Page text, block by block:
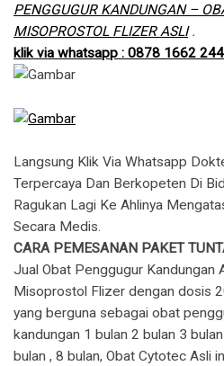
PENGGUGUR KANDUNGAN –
MISOPROSTOL FLIZER ASLI.
klik via whatsapp : 0878 1662
Langsung Klik Via Whatsapp
Terpercaya Dan Berkopeten Di
Ragukan Lagi Ke Ahlinya
Secara Medis.
CARA PEMESANAN PAKET
Jual Obat Penggugur Kandungan
Misoprostol Flizer dengan dosis
yang berguna sebagai obat
kandungan 1 bulan 2 bulan 3
bulan , 8 bulan, Obat Cytotec Asli